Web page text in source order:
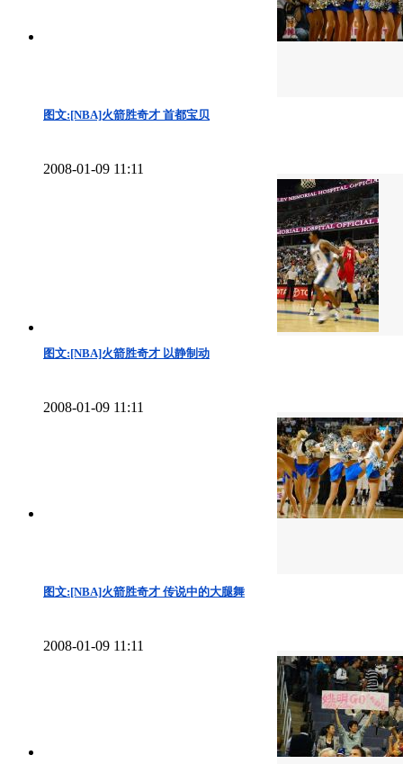
图文:[NBA]火箭胜奇才 首都宝贝
2008-01-09 11:11
图文:[NBA]火箭胜奇才 以静制动
2008-01-09 11:11
图文:[NBA]火箭胜奇才 传说中的大腿舞
2008-01-09 11:11